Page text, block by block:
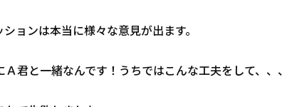
ョンは本当に様々な意見が出ます。
Ａ君と一緒なんです！うちではこんな工夫をして、、、